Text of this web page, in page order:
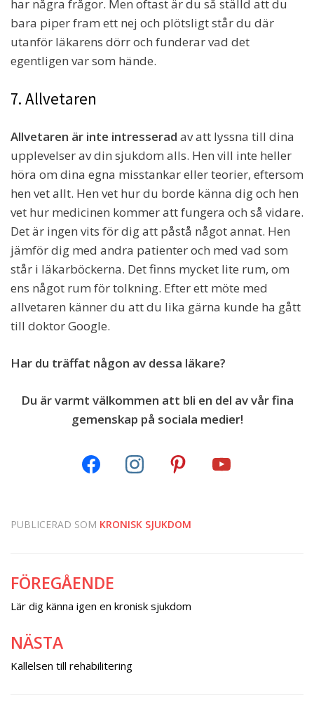
har några frågor. Men oftast är du så ställd att du
bara piper fram ett nej och plötsligt står du där
utanför läkarens dörr och funderar vad det
egentligen var som hände.
7. Allvetaren
Allvetaren är inte intresserad av att lyssna till dina
upplevelser av din sjukdom alls. Hen vill inte heller
höra om dina egna misstankar eller teorier, eftersom
hen vet allt. Hen vet hur du borde känna dig och hen
vet hur medicinen kommer att fungera och så vidare.
Det är ingen vits för dig att påstå något annat. Hen
jämför dig med andra patienter och med vad som
står i läkarböckerna. Det finns mycket lite rum, om
ens något rum för tolkning. Efter ett möte med
allvetaren känner du att du lika gärna kunde ha gått
till doktor Google.
Har du träffat någon av dessa läkare?
Du är varmt välkommen att bli en del av vår fina
gemenskap på sociala medier!
PUBLICERAD SOM KRONISK SJUKDOM
Inläggsnavigering
FÖREGÅENDE
Lär dig känna igen en kronisk sjukdom
NÄSTA
Kallelsen till rehabilitering